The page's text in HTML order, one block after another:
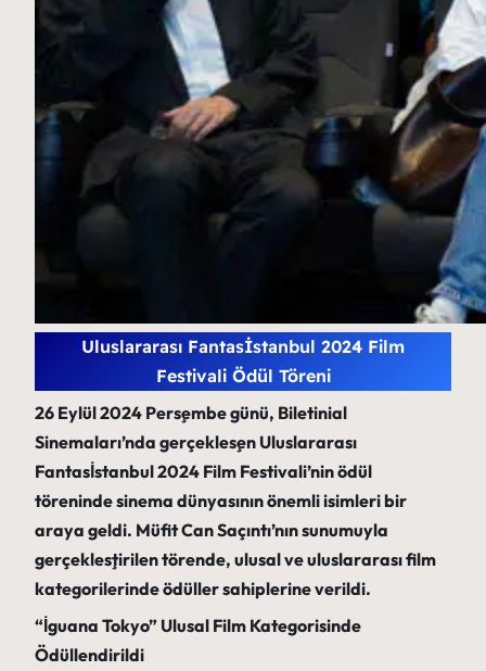
Uluslararası Fantasİstanbul 2024 Film
Festivali Ödül Töreni
26 Eylül 2024 Perşembe günü, Biletinial
Sinemaları’nda gerçekleşen Uluslararası
Fantasİstanbul 2024 Film Festivali’nin ödül
töreninde sinema dünyasının önemli isimleri bir
araya geldi. Müfit Can Saçıntı’nın sunumuyla
gerçekleştirilen törende, ulusal ve uluslararası film
kategorilerinde ödüller sahiplerine verildi.
“İguana Tokyo” Ulusal Film Kategorisinde
Ödüllendirildi